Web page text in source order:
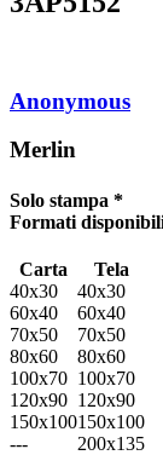
Anonymous
Merlin
Solo stampa *
Formati
Carta
Tela
40x30
40x30
60x40
60x40
70x50
70x50
80x60
80x60
100x70 100x70
120x90 120x90
150x100150x100
---
200x135